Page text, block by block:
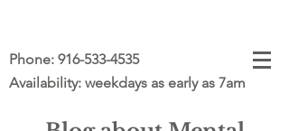
Availability: weekdays as early as 7am
Phone: 916-533-4535